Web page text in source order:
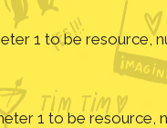
1 to be resource,
1 to be resource,